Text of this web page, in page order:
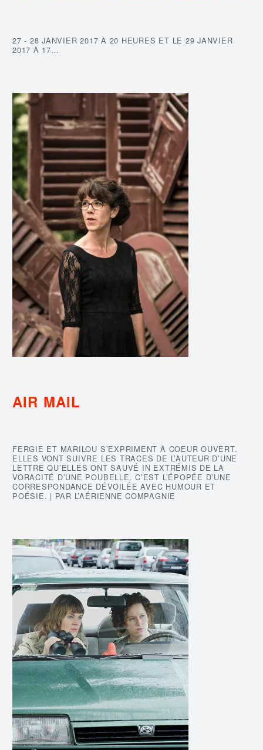
27 - 28 JANVIER 2017 À 20 HEURES ET LE 29 JANVIER
2017 À 17…
AIR MAIL
FERGIE ET MARILOU S’EXPRIMENT À COEUR OUVERT.
ELLES VONT SUIVRE LES TRACES DE L’AUTEUR D’UNE
LETTRE QU’ELLES ONT SAUVÉ IN EXTRÉMIS DE LA
VORACITÉ D’UNE POUBELLE. C’EST L’ÉPOPÉE D’UNE
CORRESPONDANCE DÉVOILÉE AVEC HUMOUR ET
POÉSIE. | PAR L’AÉRIENNE COMPAGNIE